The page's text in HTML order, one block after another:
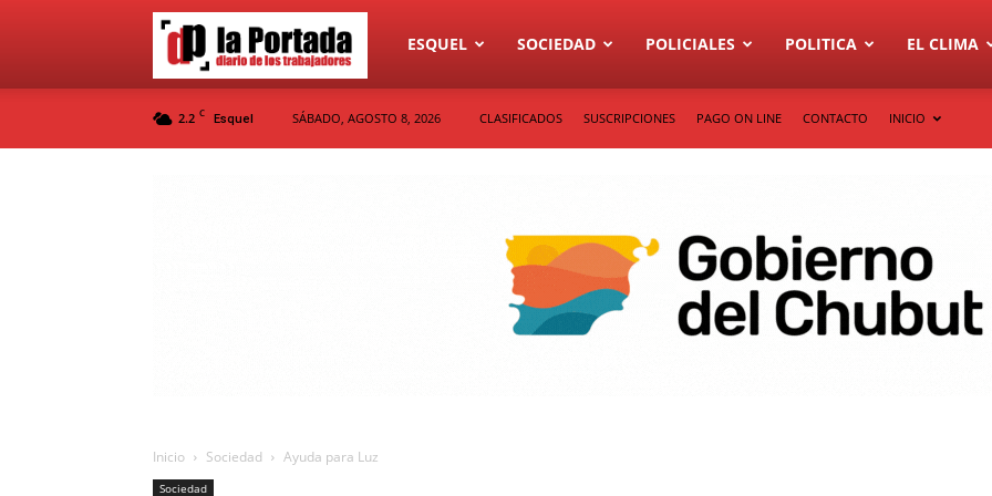
Diario
ESQUEL SOCIEDAD POLICIALES POLITICA EL CLIMA
2.2 C Esquel SÁBADO, AGOSTO 8, 2026 CLASIFICADOS SUSCRIPCIONES PAGO ON LINE CONTACTO INICIO
Inicio Sociedad Ayuda para Luz
Sociedad